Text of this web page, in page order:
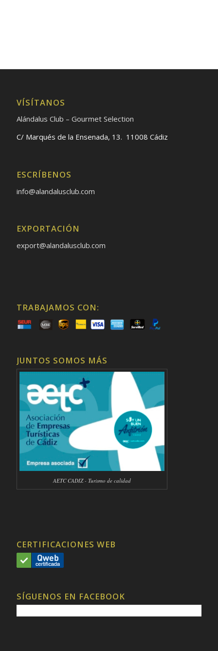
VÍSÍTANOS
Alándalus Club – Gourmet Selection
C/ Marqués de la Ensenada, 13. 11008 Cádiz
ESCRÍBENOS
info@alandalusclub.com
EXPORTACIÓN
export@alandalusclub.com
TRABAJAMOS CON:
JUNTOS SOMOS MÁS
AETC CADIZ - Turismo de calidad
CERTIFICACIONES WEB
SÍGUENOS EN FACEBOOK